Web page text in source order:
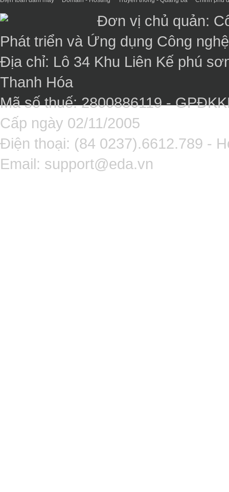
Đơn vị chủ quản:
Phát triển và Ứng dụng Công
Địa chỉ: Lô 34 Khu Liên Kế phú
Thanh Hóa
Mã số thuế: 2800886119 -
Cấp ngày 02/11/2005
Điện thoại: (84 0237).6612.789 -
Email: support@eda.vn